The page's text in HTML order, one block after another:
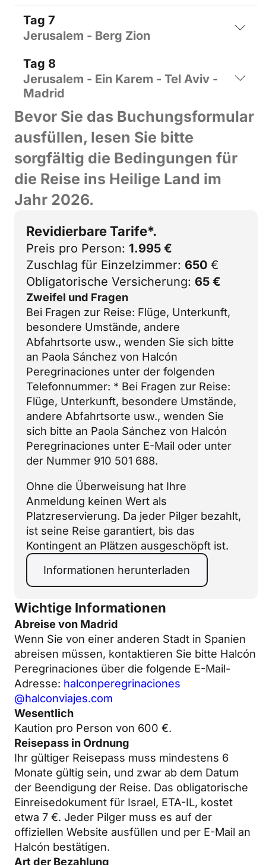
Tag 7
Jerusalem - Berg Zion
Tag 8
Jerusalem - Ein Karem - Tel Aviv -
Madrid
Bevor Sie das Buchungsformular
ausfüllen, lesen Sie bitte
sorgfältig die Bedingungen für
die Reise ins Heilige Land im
Jahr 2026.
Revidierbare Tarife*.
Preis pro Person: 1.995 €
Zuschlag für Einzelzimmer: 650 €
Obligatorische Versicherung: 65 €
Zweifel und Fragen
Bei Fragen zur Reise: Flüge, Unterkunft,
besondere Umstände, andere
Abfahrtsorte usw., wenden Sie sich bitte
an Paola Sánchez von Halcón
Peregrinaciones unter der folgenden
Telefonnummer: * Bei Fragen zur Reise:
Flüge, Unterkunft, besondere Umstände,
andere Abfahrtsorte usw., wenden Sie
sich bitte an Paola Sánchez von Halcón
Peregrinaciones unter E-Mail oder unter
der Nummer 910 501 688.
Ohne die Überweisung hat Ihre
Anmeldung keinen Wert als
Platzreservierung. Da jeder Pilger bezahlt,
ist seine Reise garantiert, bis das
Kontingent an Plätzen ausgeschöpft ist.
Informationen herunterladen
Wichtige Informationen
Abreise von Madrid
Wenn Sie von einer anderen Stadt in Spanien
abreisen müssen, kontaktieren Sie bitte Halcón
Peregrinaciones über die folgende E-Mail-
Adresse: halconperegrinaciones
@halconviajes.com
Wesentlich
Kaution pro Person von 600 €.
Reisepass in Ordnung
Ihr gültiger Reisepass muss mindestens 6
Monate gültig sein, und zwar ab dem Datum
der Beendigung der Reise. Das obligatorische
Einreisedokument für Israel, ETA-IL, kostet
etwa 7 €. Jeder Pilger muss es auf der
offiziellen Website ausfüllen und per E-Mail an
Halcón bestätigen.
Art der Bezahlung